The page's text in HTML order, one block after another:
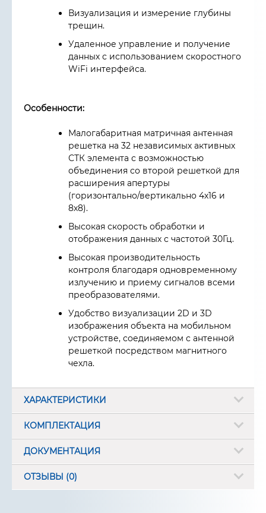
Визуализация и измерение глубины
трещин.
Удаленное управление и получение
данных с использованием скоростного
WiFi интерфейса.
Особенности:
Малогабаритная матричная антенная
решетка на 32 независимых активных
СТК элемента с возможностью
объединения со второй решеткой для
расширения апертуры
(горизонтально/вертикально 4х16 и
8х8).
Высокая скорость обработки и
отображения данных с частотой 30Гц.
Высокая производительность
контроля благодаря одновременному
излучению и приему сигналов всеми
преобразователями.
Удобство визуализации 2D и 3D
изображения объекта на мобильном
устройстве, соединяемом с антенной
решеткой посредством магнитного
чехла.
ХАРАКТЕРИСТИКИ
КОМПЛЕКТАЦИЯ
ДОКУМЕНТАЦИЯ
ОТЗЫВЫ (0)